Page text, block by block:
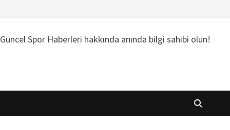
Güncel Spor Haberleri hakkında anında bilgi sahibi olun!